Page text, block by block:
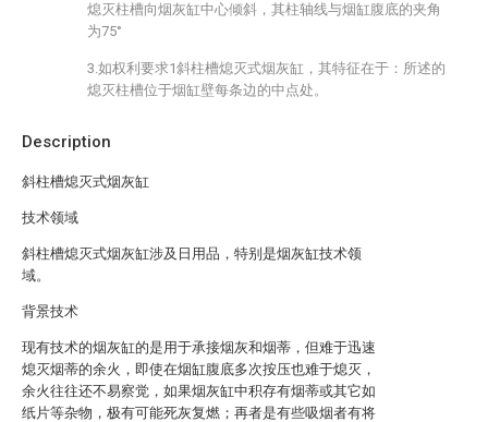
Description
斜柱槽熄灭式烟灰缸
技术领域
斜柱槽熄灭式烟灰缸涉及日用品，特别是烟灰缸技术领
域。
背景技术
现有技术的烟灰缸的是用于承接烟灰和烟蒂，但难于迅速
熄灭烟蒂的余火，即使在烟缸腹底多次按压也难于熄灭，
余火往往还不易察觉，如果烟灰缸中积存有烟蒂或其它如
纸片等杂物，极有可能死灰复燃；再者是有些吸烟者有将
熄灭柱槽向烟灰缸中心倾斜，其柱轴线与烟缸腹底的夹角
为75°
3.如权利要求1斜柱槽熄灭式烟灰缸，其特征在于：所述的
熄灭柱槽位于烟缸壁每条边的中点处。